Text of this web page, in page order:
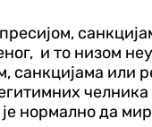
и то низом
или
нормално да